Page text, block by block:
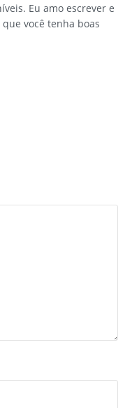
Eu amo escrever e
você tenha boas